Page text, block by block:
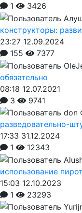
1
3426
конструкторы:
23:27 12.09.2024
155
7377
обязательно
08:18 12.07.2021
3
9741
разведовательно-
17:33 31.12.2024
1
12343
использование
15:03 12.10.2023
1
23293